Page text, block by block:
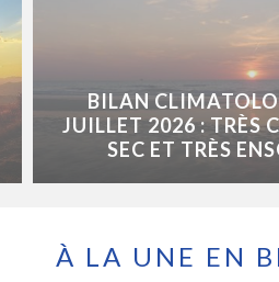
BILAN
JUILLET 2026 : TRÈS
SEC ET TRÈS
À LA UNE EN